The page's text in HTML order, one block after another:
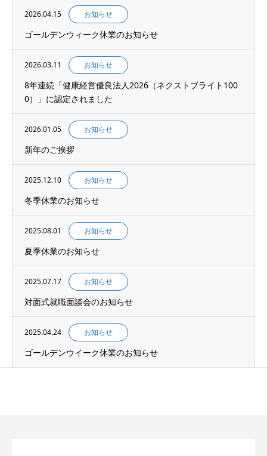
2026.04.15 お知らせ
ゴールデンウィーク休業のお知らせ
2026.03.11 お知らせ
8年連続「健康経営優良法人2026（ネクストブライト100
0）」に認定されました
2026.01.05 お知らせ
新年のご挨拶
2025.12.10 お知らせ
冬季休業のお知らせ
2025.08.01 お知らせ
夏季休業のお知らせ
2025.07.17 お知らせ
対面式就職面談会のお知らせ
2025.04.24 お知らせ
ゴールデンウイーク休業のお知らせ